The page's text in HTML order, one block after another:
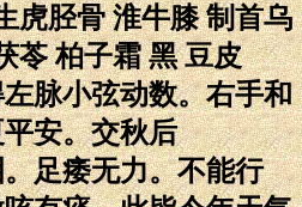
虎胫骨 淮牛膝 制首乌
苓 柏子霜 黑 豆皮
脉小弦动数。右手和
安。交秋后
足痿无力。不能行